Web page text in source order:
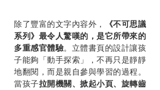
除了豐富的文字內容外，
《不可思議
系列》最令人驚嘆的，是它所帶來的
多重感官體驗。立體書頁的設計讓孩
子能夠「動手探索」，不再只是靜靜
地翻閱，而是親自參與學習的過程。
當孩子拉開機關、掀起小頁、旋轉齒